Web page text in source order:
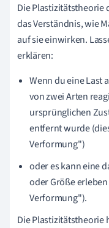
Die Plastizitätstheorie
das Verständnis, wie
auf sie einwirken.
erklären:
Wenn du eine Last
von zwei Arten
ursprünglichen
entfernt wurde
Verformung")
oder es kann eine
oder Größe
Verformung").
Die Plastizitätstheorie